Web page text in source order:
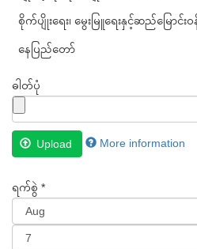
စိုက်ပျိုးရေး၊ မွေးမြူရေးနှင့်ဆည်မြောင်းဝ
နေပြည်တော်
ဓါတ်ပုံ
Upload More information
ရက်စွဲ *
Month